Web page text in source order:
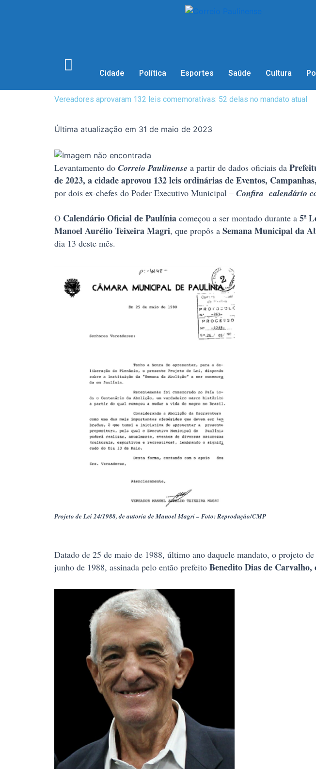
Cidade Política Esportes Saúde Cultura
Vereadores aprovaram 132 leis comemorativas: 52 delas no mandato atual
Última atualização em 31 de maio de 2023
Levantamento do Correio Paulinense a partir de dados oficiais da
de 2023, a cidade aprovou 132 leis ordinárias de Eventos,
por dois ex-chefes do Poder Executivo Municipal – Confira calendário
O Calendário Oficial de Paulínia começou a ser montado durante a 5ª
Manoel Aurélio Teixeira Magri, que propôs a Semana Municipal da
dia 13 deste mês.
Projeto de Lei 24/1988, de autoria de Manoel Magri – Foto: Reprodução/CMP
Datado de 25 de maio de 1988, último ano daquele mandato, o projeto de
junho de 1988, assinada pelo então prefeito Benedito Dias de